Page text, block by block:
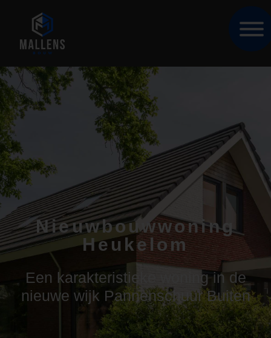
Nieuwbouwwoning
Heukelom
Een karakteristieke woning in de
nieuwe wijk Pannenschuur Buiten